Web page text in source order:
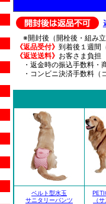
※開封後（開栓後・組み
《返品受付》 到着後１週間
《返送送料》 お客さま負担
・返金時の振込手数料・
・コンビニ決済手数料（
ベルト型水玉
サニタリーパンツ
（